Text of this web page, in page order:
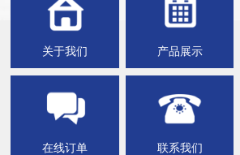
关于我们 产品展示
在线订单 联系我们